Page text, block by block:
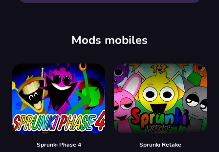
Mods mobiles
Sprunki Phase 4 Sprunki Retake